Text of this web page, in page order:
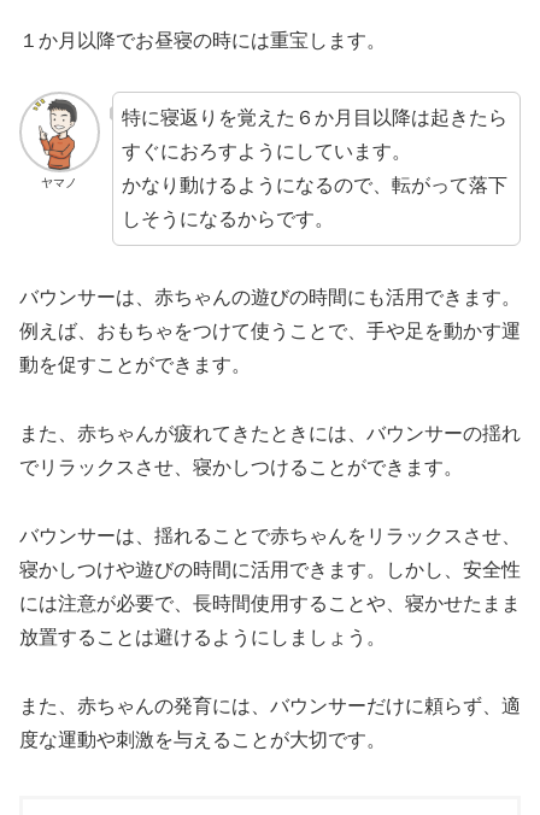
１か月以降でお昼寝の時には重宝します。
ヤマノ
特に寝返りを覚えた６か月目以降は起きたら
すぐにおろすようにしています。
かなり動けるようになるので、転がって落下
しそうになるからです。
バウンサーは、赤ちゃんの遊びの時間にも活用できます。
例えば、おもちゃをつけて使うことで、手や足を動かす運
動を促すことができます。
また、赤ちゃんが疲れてきたときには、バウンサーの揺れ
でリラックスさせ、寝かしつけることができます。
バウンサーは、揺れることで赤ちゃんをリラックスさせ、
寝かしつけや遊びの時間に活用できます。しかし、安全性
には注意が必要で、長時間使用することや、寝かせたまま
放置することは避けるようにしましょう。
また、赤ちゃんの発育には、バウンサーだけに頼らず、適
度な運動や刺激を与えることが大切です。